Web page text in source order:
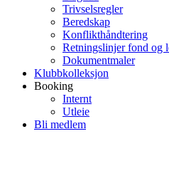
Trivselsregler
Beredskap
Konflikthåndtering
Retningslinjer fond og
Dokumentmaler
Klubbkolleksjon
Booking
Internt
Utleie
Bli medlem